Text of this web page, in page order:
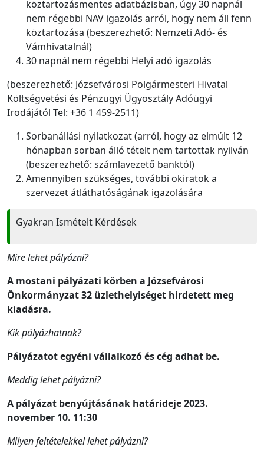
köztartozásmentes adatbázisban, úgy 30 napnál
nem régebbi NAV igazolás arról, hogy nem áll fenn
köztartozása (beszerezhető: Nemzeti Adó- és
Vámhivatalnál)
30 napnál nem régebbi Helyi adó igazolás
(beszerezhető: Józsefvárosi Polgármesteri Hivatal
Költségvetési és Pénzügyi Ügyosztály Adóügyi
Irodájától Tel: +36 1 459-2511)
Sorbanállási nyilatkozat (arról, hogy az elmúlt 12
hónapban sorban álló tételt nem tartottak nyilván
(beszerezhető: számlavezető banktól)
Amennyiben szükséges, további okiratok a
szervezet átláthatóságának igazolására
Gyakran Ismételt Kérdések
Mire lehet pályázni?
A mostani pályázati körben a Józsefvárosi
Önkormányzat 32 üzlethelyiséget hirdetett meg
kiadásra.
Kik pályázhatnak?
Pályázatot egyéni vállalkozó és cég adhat be.
Meddig lehet pályázni?
A pályázat benyújtásának határideje 2023.
november 10. 11:30
Milyen feltételekkel lehet pályázni?